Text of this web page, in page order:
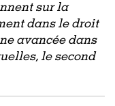
sur la
dans le droit
avancée dans
le second